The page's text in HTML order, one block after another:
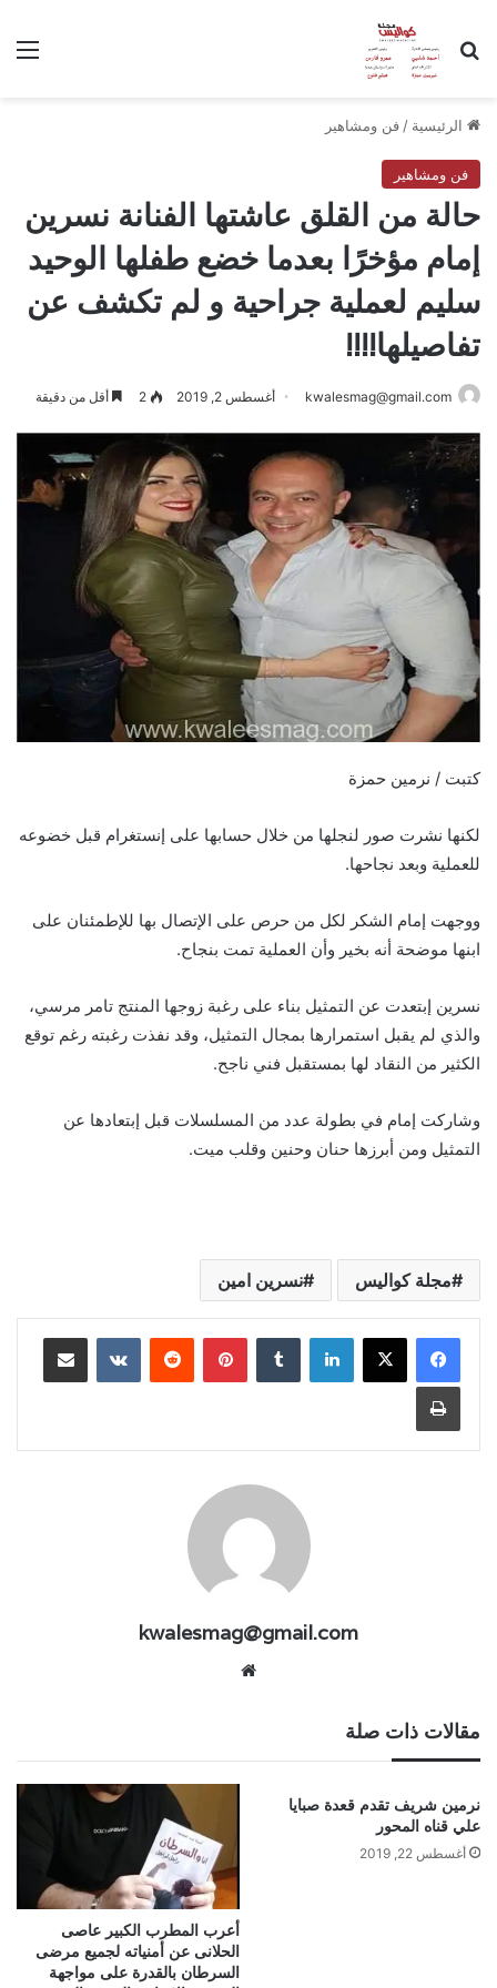
بحث عن
الرئيسية / فن ومشاهير
فن ومشاهير
حالة من القلق عاشتها الفنانة نسرين
إمام مؤخرًا بعدما خضع طفلها الوحيد
سليم لعملية جراحية و لم تكشف عن
تفاصيلها!!!!
kwalesmag@gmail.com أغسطس 2, 2019 2 أقل من دقيقة
كتبت / نرمين حمزة
لكنها نشرت صور لنجلها من خلال حسابها على إنستغرام قبل خضوعه
للعملية وبعد نجاحها.
ووجهت إمام الشكر لكل من حرص على الإتصال بها للإطمئنان على
ابنها موضحة أنه بخير وأن العملية تمت بنجاح.
نسرين إبتعدت عن التمثيل بناء على رغبة زوجها المنتج تامر مرسي،
والذي لم يقبل استمرارها بمجال التمثيل، وقد نفذت رغبته رغم توقع
الكثير من النقاد لها بمستقبل فني ناجح.
وشاركت إمام في بطولة عدد من المسلسلات قبل إبتعادها عن
التمثيل ومن أبرزها حنان وحنين وقلب ميت.
مجلة كواليس نسرين امين
لينكدإن بينتيريست مشاركة عبر البريد
طباعة
kwalesmag@gmail.com
مقالات ذات صلة
نرمين شريف تقدم قعدة صبايا
علي قناه المحور
أغسطس 22, 2019
أعرب المطرب الكبير عاصى
الحلانى عن أمنياته لجميع مرضى
السرطان بالقدرة على مواجهة